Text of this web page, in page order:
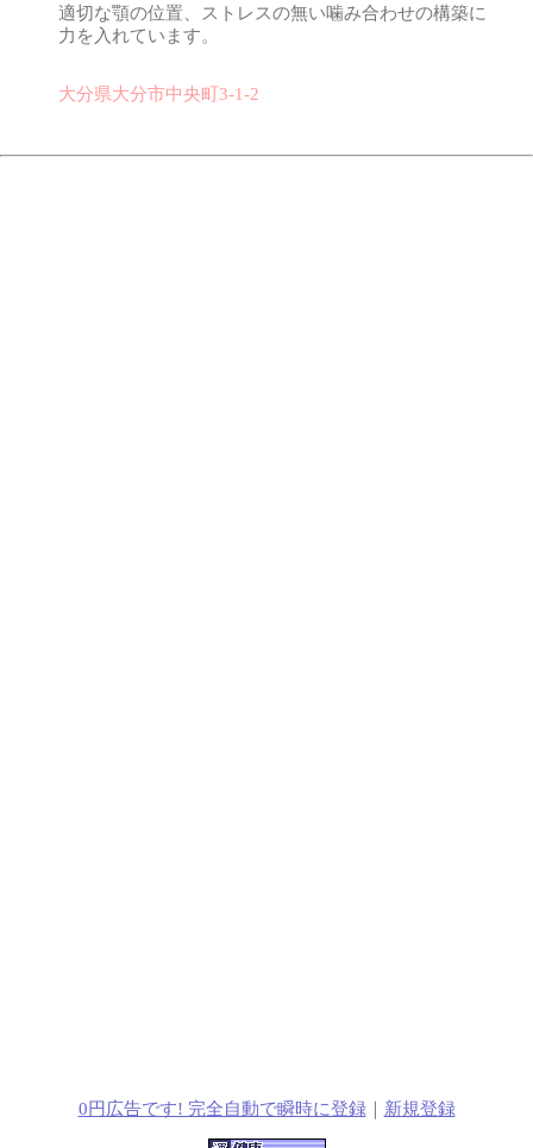
適切な顎の位置、ストレスの無い噛み合わせの構築に
力を入れています。
大分県大分市中央町3-1-2
0円広告です! 完全自動で瞬時に登録｜ 新規登録